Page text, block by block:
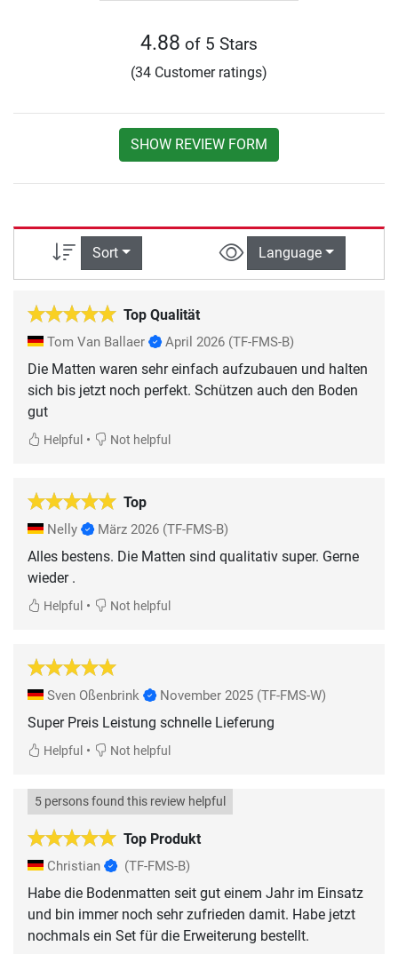
4.88 of 5 Stars
(34 Customer ratings)
SHOW REVIEW FORM
Sort Language
Top Qualität
Tom Van Ballaer April 2026 (TF-FMS-B)
Die Matten waren sehr einfach aufzubauen und halten
sich bis jetzt noch perfekt. Schützen auch den Boden
gut
Helpful • Not helpful
Top
Nelly März 2026 (TF-FMS-B)
Alles bestens. Die Matten sind qualitativ super. Gerne
wieder .
Helpful • Not helpful
Sven Oßenbrink November 2025 (TF-FMS-W)
Super Preis Leistung schnelle Lieferung
Helpful • Not helpful
Top Produkt
5 persons found this review helpful
Christian (TF-FMS-B)
Habe die Bodenmatten seit gut einem Jahr im Einsatz
und bin immer noch sehr zufrieden damit. Habe jetzt
nochmals ein Set für die Erweiterung bestellt.